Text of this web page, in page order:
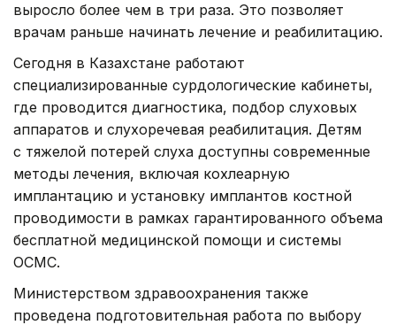
выросло более чем в три раза. Это позволяет
врачам раньше начинать лечение и реабилитацию.
Сегодня в Казахстане работают
специализированные сурдологические кабинеты,
где проводится диагностика, подбор слуховых
аппаратов и слухоречевая реабилитация. Детям
с тяжелой потерей слуха доступны современные
методы лечения, включая кохлеарную
имплантацию и установку имплантов костной
проводимости в рамках гарантированного объема
бесплатной медицинской помощи и системы
ОСМС.
Министерством здравоохранения также
проведена подготовительная работа по выбору